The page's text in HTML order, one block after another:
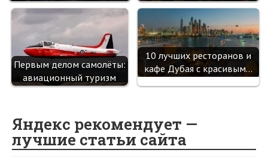
Первым делом самолёты:
авиационный туризм
10 лучших ресторанов и
кафе Дубая с красивым…
Яндекс рекомендует —
лучшие статьи сайта